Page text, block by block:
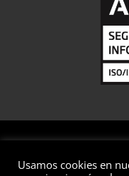
Usamos cookies en